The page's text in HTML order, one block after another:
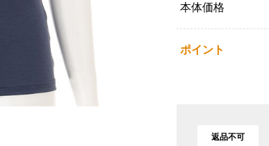
本体価格
ポイント
返品不可